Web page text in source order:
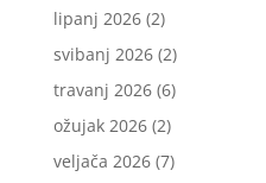
lipanj 2026(2)
svibanj 2026(2)
travanj 2026(6)
ožujak 2026(2)
veljača 2026(7)